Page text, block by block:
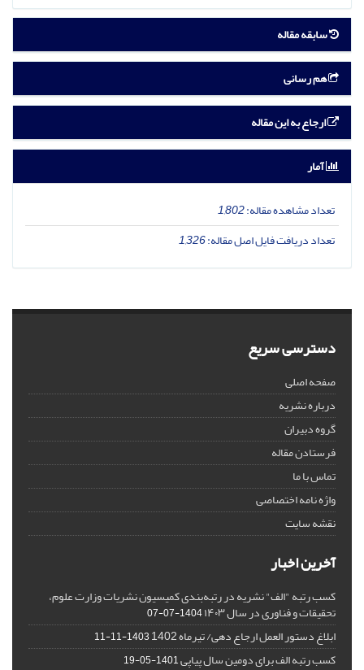
سابقه مقاله
هم رسانی
ارجاع به این مقاله
آمار
تعداد مشاهده مقاله:1,802
تعداد دریافت فایل اصل مقاله:1,326
دسترسی سریع
صفحه اصلی
درباره نشریه
گروه دبیران
فرستادن مقاله
تماس با ما
واژه نامه اختصاصی
نقشه سایت
آخرین اخبار
کسب رتبه "الف" نشریه در رتبه‌بندی کمیسیون نشریات وزارت علوم،
تحقیقات و فناوری در سال ۱۴۰۳ 1404-07-07
ابلاغ دستور العمل ارجاع دهی/ تیرماه 1402 1403-11-11
کسب رتبه الف برای دومین سال پیاپی1401-05-19